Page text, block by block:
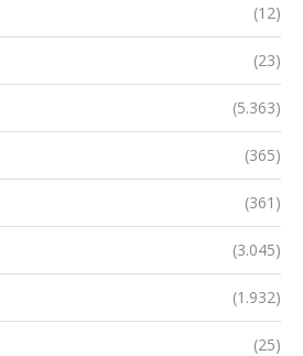
(12)
(23)
(5.363)
(365)
(361)
(3.045)
(1.932)
(25)